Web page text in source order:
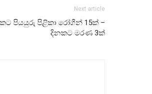
Next article
පියයුරු පිළිකා රෝගීන් 15ක් –
දිනකට මරණ 3ක්